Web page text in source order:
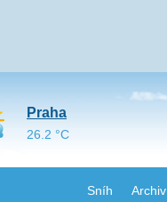
Sníh Archiv
Praha
26.2 °C